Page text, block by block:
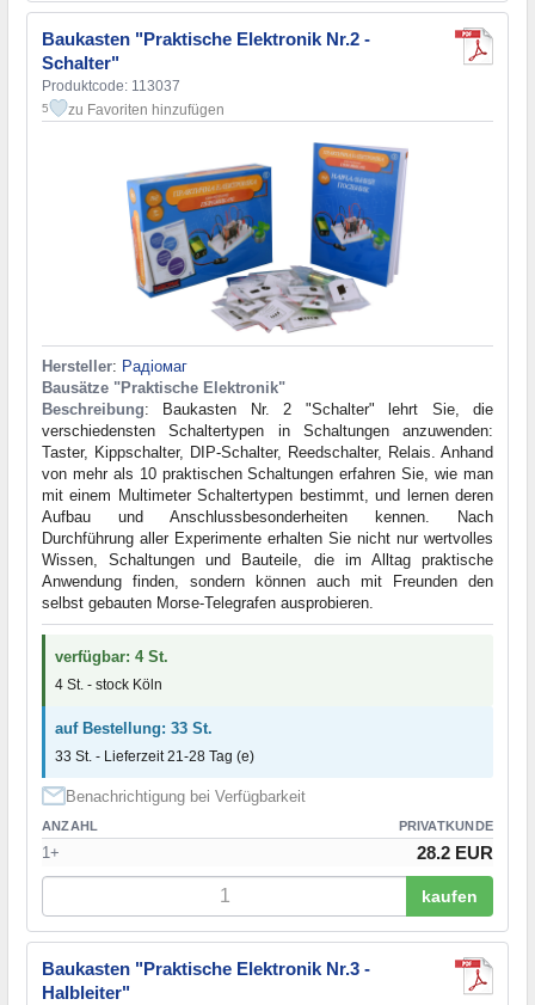
Baukasten "Praktische Elektronik Nr.2 -
Schalter"
Produktcode: 113037
5 zu Favoriten hinzufügen
Hersteller: Радіомаг
Bausätze "Praktische Elektronik"
Beschreibung: Baukasten Nr. 2 "Schalter" lehrt Sie, die
verschiedensten Schaltertypen in Schaltungen anzuwenden:
Taster, Kippschalter, DIP-Schalter, Reedschalter, Relais. Anhand
von mehr als 10 praktischen Schaltungen erfahren Sie, wie man
mit einem Multimeter Schaltertypen bestimmt, und lernen deren
Aufbau und Anschlussbesonderheiten kennen. Nach
Durchführung aller Experimente erhalten Sie nicht nur wertvolles
Wissen, Schaltungen und Bauteile, die im Alltag praktische
Anwendung finden, sondern können auch mit Freunden den
selbst gebauten Morse-Telegrafen ausprobieren.
verfügbar: 4 St.
4 St. - stock Köln
auf Bestellung: 33 St.
33 St. - Lieferzeit 21-28 Tag (e)
Benachrichtigung bei Verfügbarkeit
ANZAHL PRIVATKUNDE
1+ 28.2 EUR
kaufen
Baukasten "Praktische Elektronik Nr.3 -
Halbleiter"